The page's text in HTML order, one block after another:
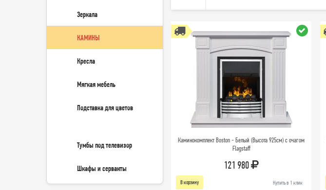
Зеркала
КАМИНЫ
Кресла
Мягкая мебель
Подставка для цветов
Тумбы под телевизор
Шкафы и серванты
Каминокомплект Boston - Белый (Высота 925см) с очагом
Flagstaff
121 980
В корзину Купить в 1 клик